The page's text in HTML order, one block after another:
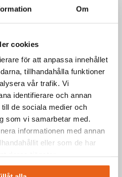
Om
cookies
för att anpassa innehållet
tillhandahålla funktioner
vår trafik. Vi
identifierare och annan
de sociala medier och
som vi samarbetar med.
informationen med annan
eller som de har